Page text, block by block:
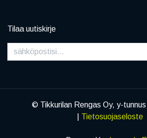
Tilaa uutiskirje
© Tikkurilan Rengas Oy, y-
Tietosuojaseloste